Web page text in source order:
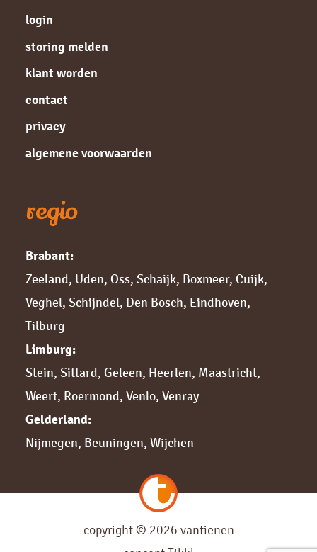
login
storing melden
klant worden
contact
privacy
algemene voorwaarden
regio
Brabant:
Zeeland, Uden, Oss, Schaijk, Boxmeer, Cuijk,
Veghel, Schijndel, Den Bosch, Eindhoven,
Tilburg
Limburg:
Stein, Sittard, Geleen, Heerlen, Maastricht,
Weert, Roermond, Venlo, Venray
Gelderland:
Nijmegen, Beuningen, Wijchen
copyright © 2026 vantienen